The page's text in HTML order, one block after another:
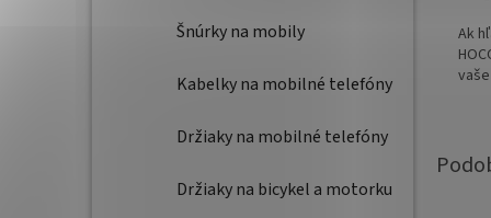
Šnúrky na mobily
Kabelky na mobilné telefóny
Držiaky na mobilné telefóny
Držiaky na bicykel a motorku
Ak